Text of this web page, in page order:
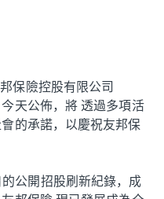
保險控股有限公司
天公佈，將 透過多項活
的承諾，以慶祝友邦保
公開招股刷新紀錄，成